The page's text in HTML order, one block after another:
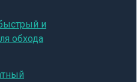
и
обхода